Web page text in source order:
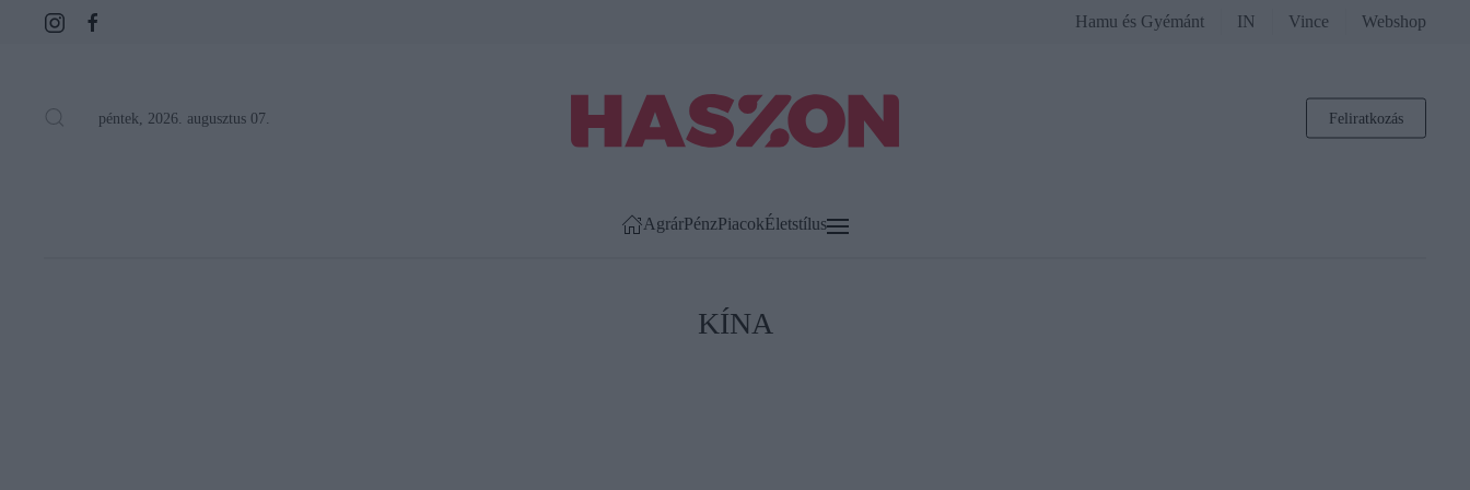
Hamu és Gyémánt IN Vince Webshop
péntek, 2026. augusztus 07. Feliratkozás
AgrárPénzPiacokÉletstílus
KÍNA